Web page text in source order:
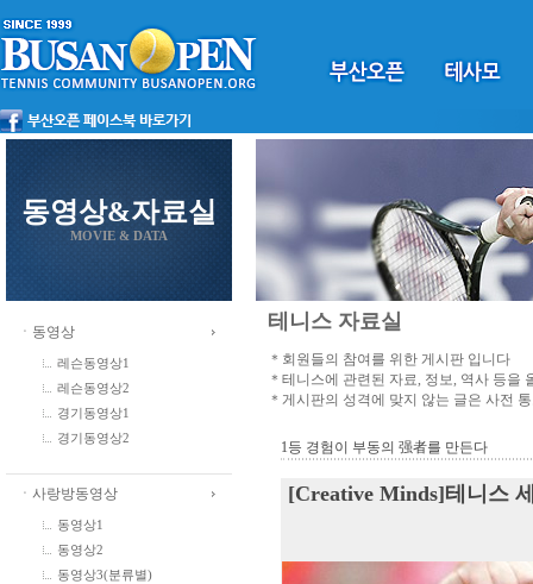
동영상&자료실
MOVIE & DATA
ㆍ동영상
레슨동영상1
레슨동영상2
경기동영상1
경기동영상2
ㆍ사랑방동영상
동영상1
동영상2
동영상3(분류별)
테니스 자료실
＊회원들의 참여를 위한 게시판 입니다
＊테니스에 관련된 자료, 정보, 역사 등을
＊게시판의 성격에 맞지 않는 글은 사전
1등 경험이 부동의 强者를 만든다
[Creative Minds]테니스